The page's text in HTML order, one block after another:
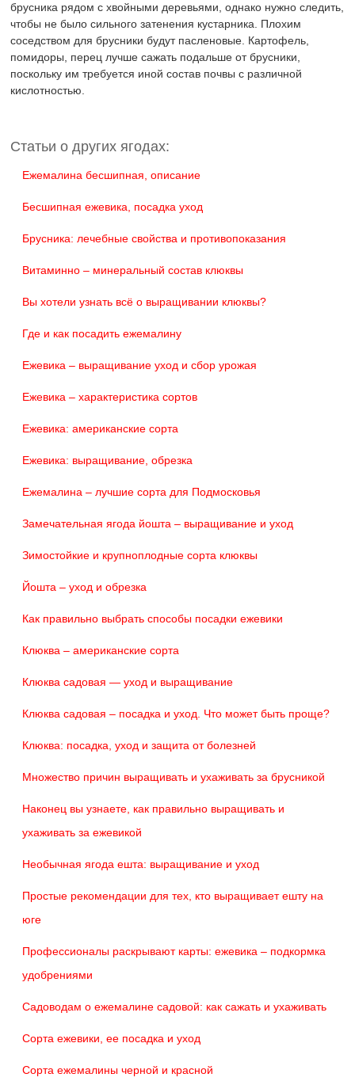
брусника рядом с хвойными деревьями, однако нужно следить,
чтобы не было сильного затенения кустарника. Плохим
соседством для брусники будут пасленовые. Картофель,
помидоры, перец лучше сажать подальше от брусники,
поскольку им требуется иной состав почвы с различной
кислотностью.
Статьи о других ягодах:
Eжемалина бесшипная, описание
Бесшипная ежевика, посадка уход
Брусника: лечебные свойства и противопоказания
Витаминно – минеральный состав клюквы
Вы хотели узнать всё о выращивании клюквы?
Где и как посадить ежемалину
Ежевика – выращивание уход и сбор урожая
Ежевика – характеристика сортов
Ежевика: американские сорта
Ежевика: выращивание, обрезка
Ежемалина – лучшие сорта для Подмосковья
Замечательная ягода йошта – выращивание и уход
Зимостойкие и крупноплодные сорта клюквы
Йошта – уход и обрезка
Как правильно выбрать способы посадки ежевики
Клюква – американские сорта
Клюква садовая — уход и выращивание
Клюква садовая – посадка и уход. Что может быть проще?
Клюква: посадка, уход и защита от болезней
Множество причин выращивать и ухаживать за брусникой
Наконец вы узнаете, как правильно выращивать и
ухаживать за ежевикой
Необычная ягода ешта: выращивание и уход
Простые рекомендации для тех, кто выращивает ешту на
юге
Профессионалы раскрывают карты: ежевика – подкормка
удобрениями
Садоводам о ежемалине садовой: как сажать и ухаживать
Сорта ежевики, ее посадка и уход
Сорта ежемалины черной и красной